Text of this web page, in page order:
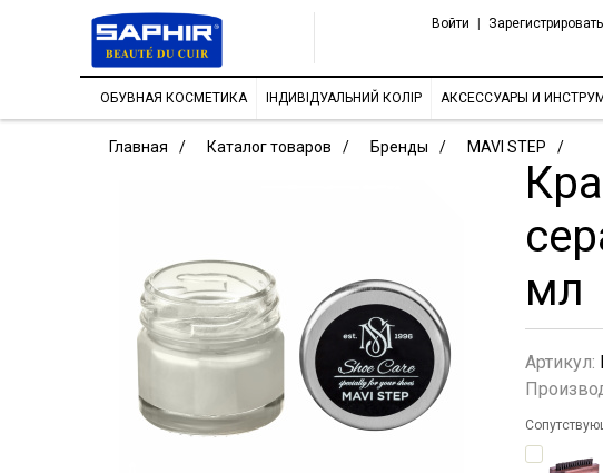
Войти
ОБУВНАЯ КОСМЕТИКА ІНДИВІДУАЛЬНИЙ КОЛІР АКСЕССУАРЫ И
Главная Каталог товаров Бренды MAVI STEP
мл
Артикул: